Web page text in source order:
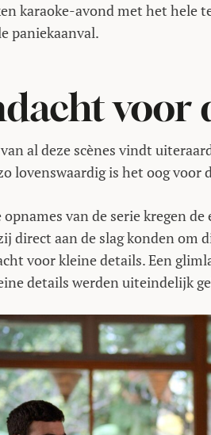
karaoke-avond met het hele
paniekaanval.
voor
al deze scènes vindt
lovenswaardig is het oog voor
van de serie kregen
direct aan de slag konden om
voor kleine details. Een
details werden uiteindelijk